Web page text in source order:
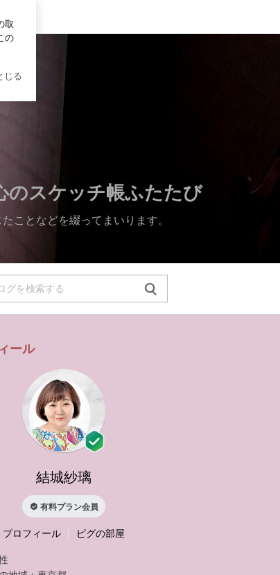
のスケッチ帳ふたたび
じたことなどを綴ってまいります。
ール
結城紗璃
有料プラン会員
プロフィール ピグの部屋